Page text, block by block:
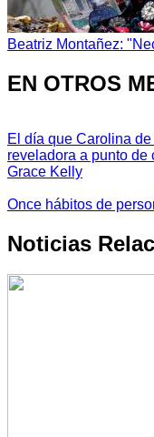
Beatriz Montañez:
EN OTROS
El día que Carolina
reveladora a punto de
Grace Kelly
Once hábitos de
Noticias